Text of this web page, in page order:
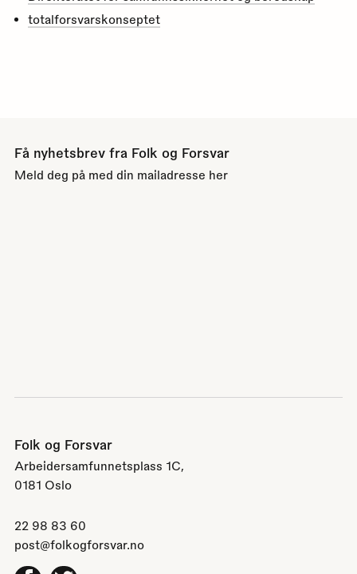
totalforsvarskonseptet
Få nyhetsbrev fra Folk og Forsvar
Meld deg på med din mailadresse her
Folk og Forsvar
Arbeidersamfunnetsplass 1C,
0181 Oslo
22 98 83 60
post@folkogforsvar.no